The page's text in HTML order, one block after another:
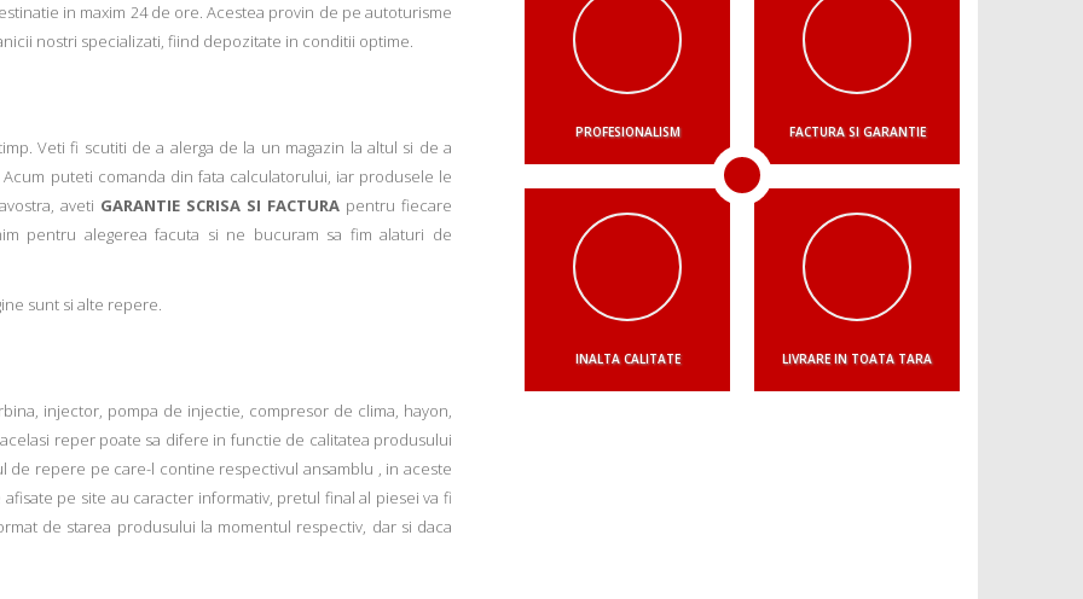
in maxim 24 de ore. Acestea provin de pe autoturisme
nostri specializati, fiind depozitate in conditii optime.
Veti fi scutiti de a alerga de la un magazin la altul si de a
puteti comanda din fata calculatorului, iar produsele le
aveti GARANTIE SCRISA SI FACTURA pentru fiecare
pentru alegerea facuta si ne bucuram sa fim alaturi de
sunt si alte repere.
injector, pompa de injectie, compresor de clima, hayon,
reper poate sa difere in functie de calitatea produsului
de repere pe care-l contine respectivul ansamblu , in aceste
pe site au caracter informativ, pretul final al piesei va fi
de starea produsului la momentul respectiv, dar si daca
PROFESIONALISM FACTURA SI GARANTIE
INALTA CALITATE LIVRARE IN TOATA TARA